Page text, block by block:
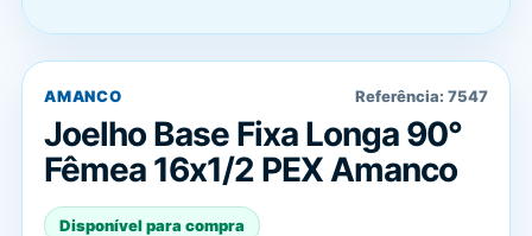
AMANCO Referência: 7547
Joelho Base Fixa Longa 90°
Fêmea 16x1/2 PEX Amanco
Disponível para compra